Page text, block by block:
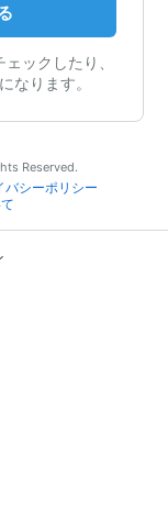
ックしたり、
なります。
Reserved.
バシーポリシー